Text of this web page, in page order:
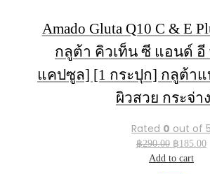
Amado Gluta Q10 C & E
กลูต้า คิวเท็น ซี แอนด์ อี
แคปซูล] [1 กระปุก] กลูต้าแ
ผิวสวย กระจ่า
Rated 0 out of 5
฿290.00 Original
price
฿185.00
Add to cart